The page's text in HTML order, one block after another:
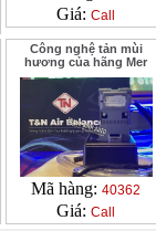
Giá: Call
Công nghệ tản mùi
hương của hãng Mer
Mã hàng: 40362
Giá: Call